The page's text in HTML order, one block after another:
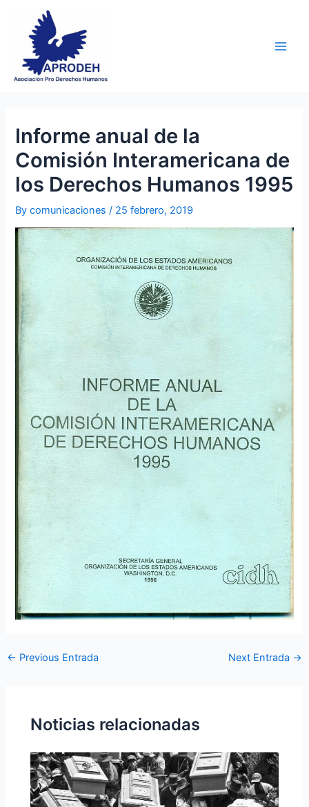
content
Informe anual de la
Comisión Interamericana de
los Derechos Humanos 1995
Bycomunicaciones/ 25 febrero, 2019
navigation
← Previous Entrada Next Entrada →
Noticias relacionadas